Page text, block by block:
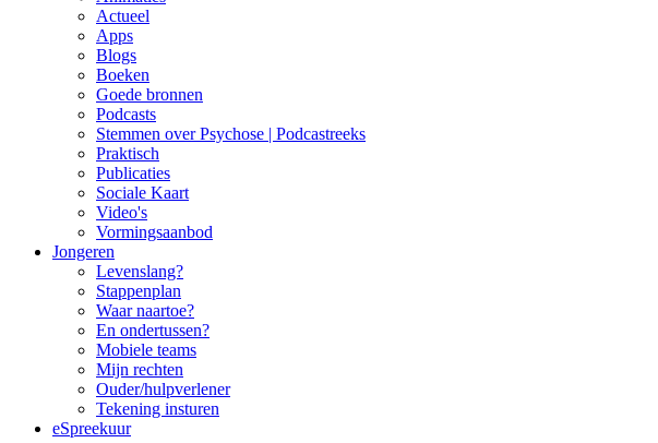
Actueel
Apps
Blogs
Boeken
Goede bronnen
Podcasts
Stemmen over Psychose | Podcastreeks
Praktisch
Publicaties
Sociale Kaart
Video's
Vormingsaanbod
Jongeren
Levenslang?
Stappenplan
Waar naartoe?
En ondertussen?
Mobiele teams
Mijn rechten
Ouder/hulpverlener
Tekening insturen
eSpreekuur